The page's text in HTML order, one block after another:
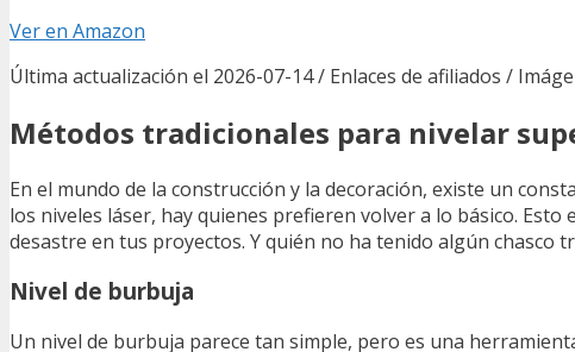
Ver en Amazon
Última actualización el 2026-07-14 / Enlaces de afiliados /
Métodos tradicionales para nivelar
En el mundo de la construcción y la decoración, existe un
los niveles láser, hay quienes prefieren volver a lo básico. Esto
desastre en tus proyectos. Y quién no ha tenido algún chasco
Nivel de burbuja
Un nivel de burbuja parece tan simple, pero es una